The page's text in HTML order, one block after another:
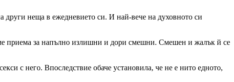
други неща в ежедневието си. И най-вече на духовното си
приема за напълно излишни и дори смешни. Смешен и жалък й се
с него. Впоследствие обаче установила, че не е нито едното,